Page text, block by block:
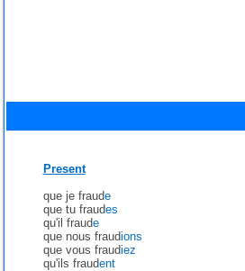
Present
que je fraude
que tu fraudes
qu'il fraude
que nous fraudions
que vous fraudiez
qu'ils fraudent